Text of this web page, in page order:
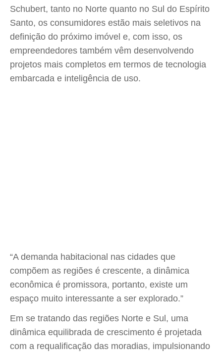
Schubert, tanto no Norte quanto no Sul do Espírito
Santo, os consumidores estão mais seletivos na
definição do próximo imóvel e, com isso, os
empreendedores também vêm desenvolvendo
projetos mais completos em termos de tecnologia
embarcada e inteligência de uso.
“A demanda habitacional nas cidades que
compõem as regiões é crescente, a dinâmica
econômica é promissora, portanto, existe um
espaço muito interessante a ser explorado.”
Em se tratando das regiões Norte e Sul, uma
dinâmica equilibrada de crescimento é projetada
com a requalificação das moradias, impulsionando